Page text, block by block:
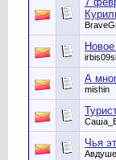
А
mishin
Чья